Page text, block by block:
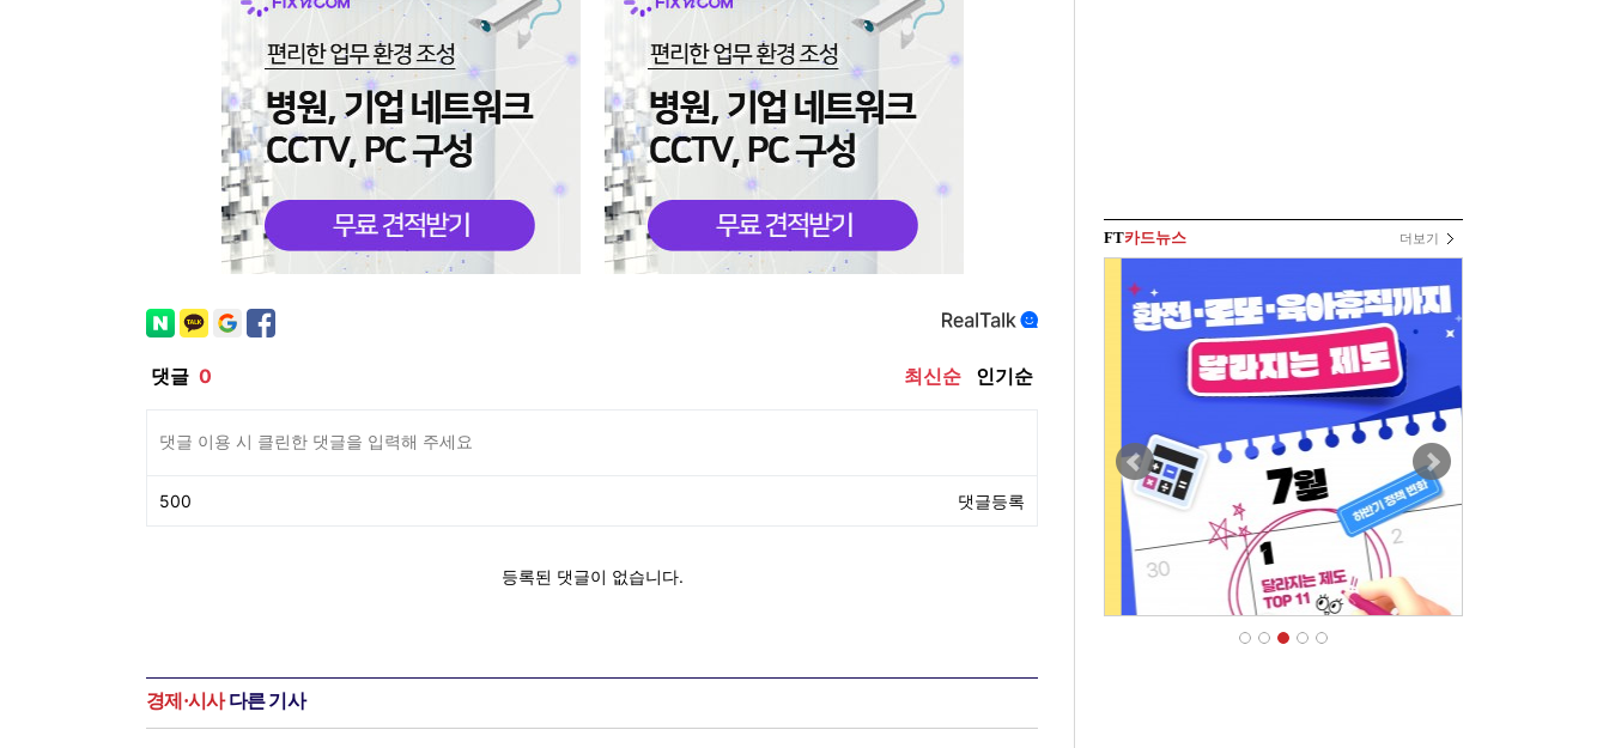
경제·시사다른 기사
FT카드뉴스 더보기